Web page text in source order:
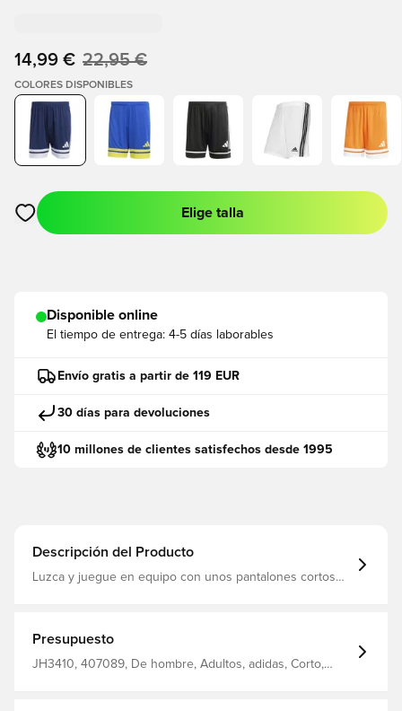
14,99 € 22,95 €
COLORES DISPONIBLES
Abre un modal para iniciar sesión o registrarse como miembro
Elige talla
Disponible online
El tiempo de entrega: 4-5 días laborables
Envío gratis a partir de 119 EUR
30 días para devoluciones
10 millones de clientes satisfechos desde 1995
Descripción del Producto
Luzca y juegue en equipo con unos pantalones cortos
Presupuesto
JH3410, 407089, De hombre, Adultos, adidas, Corto,